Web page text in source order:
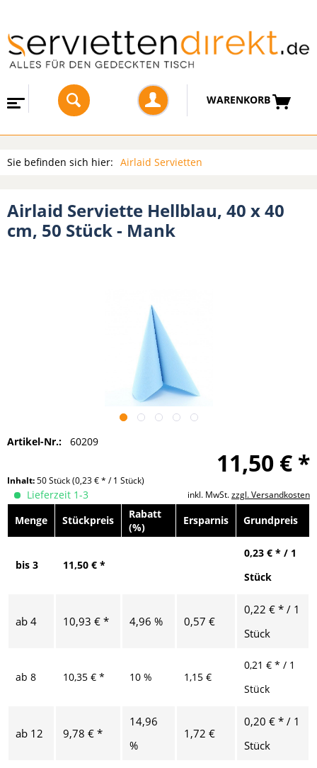
WARENKORB
Sie befinden sich hier: Airlaid Servietten
Airlaid Serviette Hellblau, 40 x 40
cm, 50 Stück - Mank
Artikel-Nr.: 60209
11,50 € *
Inhalt:50 Stück(0,23 € * / 1 Stück)
inkl. MwSt.zzgl. Versandkosten
Lieferzeit 1-3
Menge
Stückpreis
Rabatt
(%)
Ersparnis Grundpreis
bis 3 11,50 € *
0,23 € * / 1
Stück
ab 4 10,93 € * 4,96 % 0,57 €
0,22 € * / 1
Stück
ab 8 10,35 € * 10 % 1,15 €
0,21 € * / 1
Stück
ab 12 9,78 € *
14,96
%
1,72 €
0,20 € * / 1
Stück